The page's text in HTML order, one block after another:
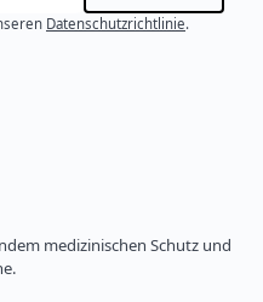
Datenschutzrichtlinie.
medizinischen Schutz und